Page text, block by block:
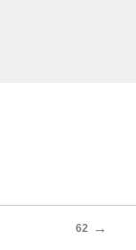
62 →